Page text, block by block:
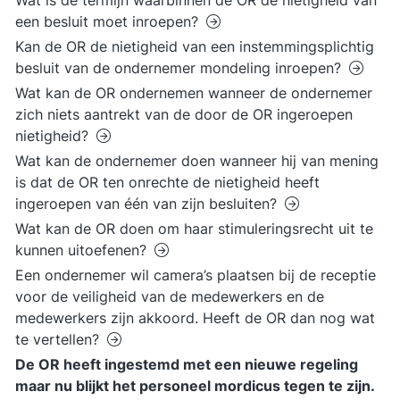
een besluit moet inroepen?
Kan de OR de nietigheid van een instemmingsplichtig
besluit van de ondernemer mondeling inroepen?
Wat kan de OR ondernemen wanneer de ondernemer
zich niets aantrekt van de door de OR ingeroepen
nietigheid?
Wat kan de ondernemer doen wanneer hij van mening
is dat de OR ten onrechte de nietigheid heeft
ingeroepen van één van zijn besluiten?
Wat kan de OR doen om haar stimuleringsrecht uit te
kunnen uitoefenen?
Een ondernemer wil camera’s plaatsen bij de receptie
voor de veiligheid van de medewerkers en de
medewerkers zijn akkoord. Heeft de OR dan nog wat
te vertellen?
De OR heeft ingestemd met een nieuwe regeling
maar nu blijkt het personeel mordicus tegen te zijn.